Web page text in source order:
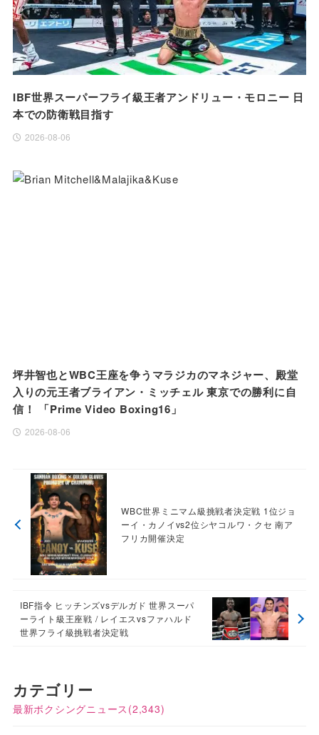
IBF世界スーパーフライ級王者アンドリュー・モロニー 日
本での防衛戦目指す
2026-08-06
坪井智也とWBC王座を争うマラジカのマネジャー、殿堂
入りの元王者ブライアン・ミッチェル 東京での勝利に自
信！ 「Prime Video Boxing16」
2026-08-06
WBC世界ミニマム級挑戦者決定戦 1位ジョ
ーイ・カノイvs2位シヤコルワ・クセ 南ア
フリカ開催決定
IBF指令 ヒッチンズvsデルガド 世界スーパ
ーライト級王座戦 / レイエスvsファハルド
世界フライ級挑戦者決定戦
カテゴリー
最新ボクシングニュース (2,343)